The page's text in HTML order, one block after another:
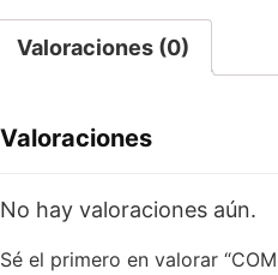
Valoraciones (0)
Valoraciones
No hay valoraciones aún.
Sé el primero en valorar